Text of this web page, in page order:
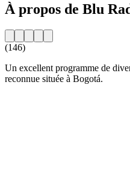
À propos de Blu
(146)
Un excellent programme de
reconnue située à Bogotá.